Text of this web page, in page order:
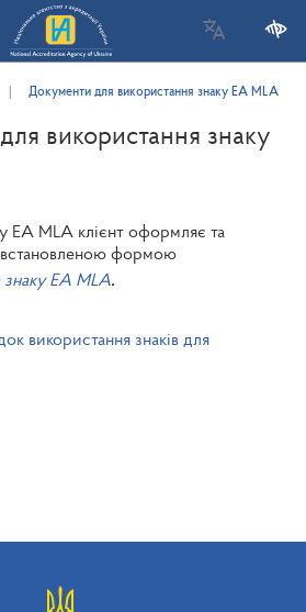
Документи для використання знаку EA MLA
використання знаку
EA MLA клієнт оформляє та
формою
EA MLA.
використання знаків для